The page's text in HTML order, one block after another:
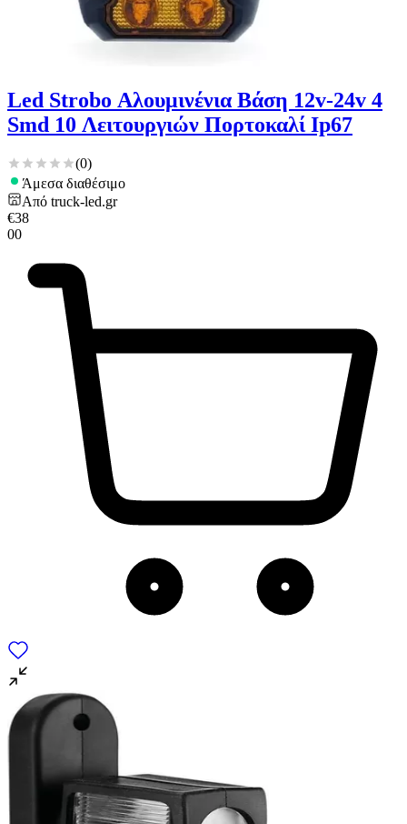
Led Strobo Αλουμινένια Βάση 12v-24v 4
Smd 10 Λειτουργιών Πορτοκαλί Ip67
(0)
Άμεσα διαθέσιμο
Από truck-led.gr
€38
00